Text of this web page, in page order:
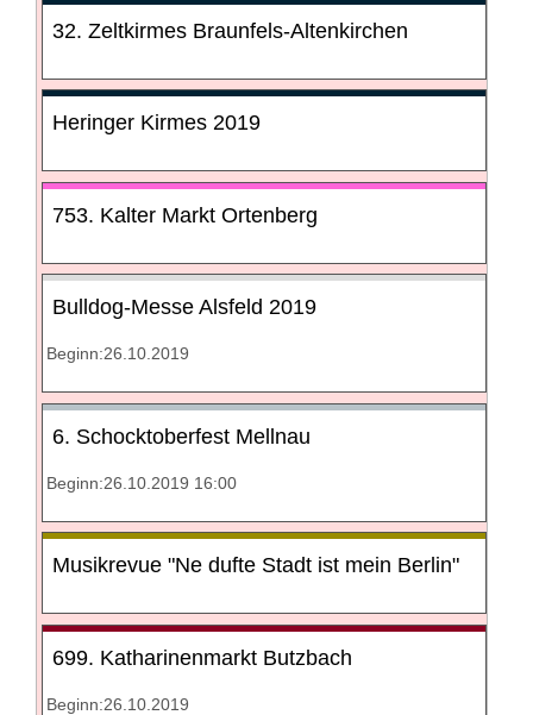
32. Zeltkirmes Braunfels-Altenkirchen
Heringer Kirmes 2019
753. Kalter Markt Ortenberg
Bulldog-Messe Alsfeld 2019
Beginn:26.10.2019
6. Schocktoberfest Mellnau
Beginn:26.10.2019 16:00
Musikrevue "Ne dufte Stadt ist mein Berlin"
699. Katharinenmarkt Butzbach
Beginn:26.10.2019